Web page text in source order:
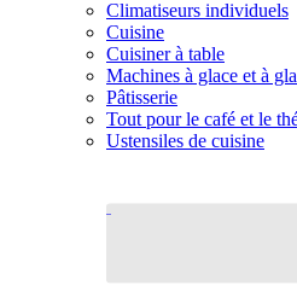
Climatiseurs individuels
Cuisine
Cuisiner à table
Machines à glace et à
Pâtisserie
Tout pour le café et le
Ustensiles de cuisine